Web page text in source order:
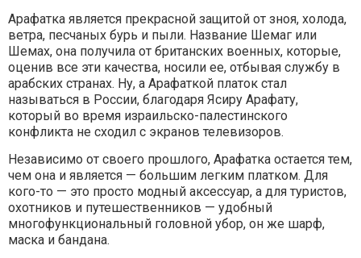
Арафатка является прекрасной защитой от зноя, холода,
ветра, песчаных бурь и пыли. Название Шемаг или
Шемах, она получила от британских военных, которые,
оценив все эти качества, носили ее, отбывая службу в
арабских странах. Ну, а Арафаткой платок стал
называться в России, благодаря Ясиру Арафату,
который во время израильско-палестинского
конфликта не сходил с экранов телевизоров.
Независимо от своего прошлого, Арафатка остается тем,
чем она и является — большим легким платком. Для
кого-то — это просто модный аксессуар, а для туристов,
охотников и путешественников — удобный
многофункциональный головной убор, он же шарф,
маска и бандана.